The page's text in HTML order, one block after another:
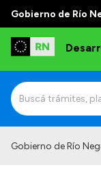
Gobierno de Río
Gobierno de Río